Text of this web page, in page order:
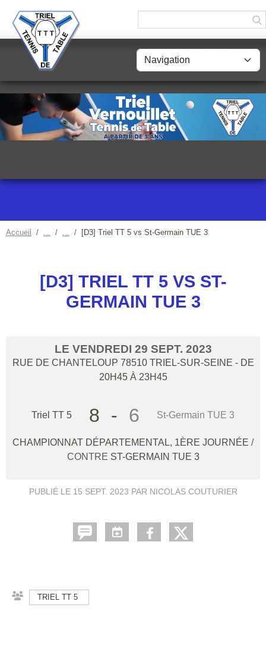
Accueil [D3] Triel TT 5 vs St-Germain TUE 3
[D3] TRIEL TT 5 VS ST-
GERMAIN TUE 3
LE VENDREDI 29 SEPT. 2023
RUE DE CHANTELOUP 78510 TRIEL-SUR-SEINE - DE
20H45 À 23H45
Triel TT 5 8 - 6 St-Germain TUE 3
CHAMPIONNAT DÉPARTEMENTAL, 1ÈRE JOURNÉE /
CONTRE ST-GERMAIN TUE 3
PUBLIÉ LE 15 SEPT. 2023 PAR NICOLAS COUTURIER
TRIEL TT 5